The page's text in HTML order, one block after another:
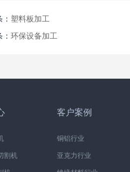
： 塑料板加工
环保设备加工
割机
客户案例
铜铝行业
亚克力行业